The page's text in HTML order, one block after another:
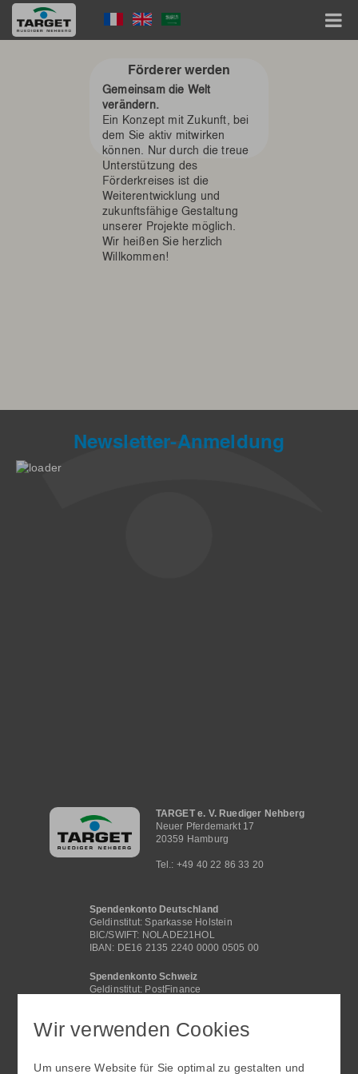
Direkt
zum
Inhalt
Language
Menu
Förderer werden
Gemeinsam die Welt
verändern.
Ein Konzept mit Zukunft, bei
dem Sie aktiv mitwirken
können. Nur durch die treue
Unterstützung des
Förderkreises ist die
Weiterentwicklung und
zukunftsfähige Gestaltung
unserer Projekte möglich.
Wir heißen Sie herzlich
Willkommen!
Newsletter-Anmeldung
Hauptnavigation
TARGET e. V. Ruediger Nehberg
Neuer Pferdemarkt 17
20359 Hamburg
Tel.: +49 40 22 86 33 20
Spendenkonto Deutschland
Geldinstitut: Sparkasse Holstein
BIC/SWIFT: NOLADE21HOL
IBAN: DE16 2135 2240 0000 0505 00
Spendenkonto Schweiz
Geldinstitut: PostFinance
BIC/SWIFT: NOLADE21HOL
Wir verwenden Cookies
Um unsere Website für Sie optimal zu gestalten und